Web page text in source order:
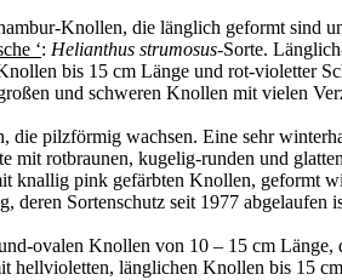
Knollen, die länglich geformt sind
‘: Helianthus strumosus-Sorte.
bis 15 cm Länge und rot-violetter
und schweren Knollen mit vielen
die pilzförmig wachsen. Eine sehr
mit rotbraunen, kugelig-runden und
knallig pink gefärbten Knollen, geformt
deren Sortenschutz seit 1977
ovalen Knollen von 10 – 15 cm
hellvioletten, länglichen Knollen bis 15